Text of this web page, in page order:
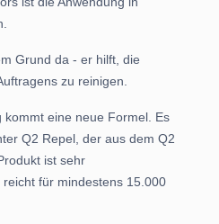
Grund da - er hilft, die
zu reinigen.
kommt eine neue Formel. Es
Q2 Repel, der aus dem Q2
ist sehr
für mindestens 15.000